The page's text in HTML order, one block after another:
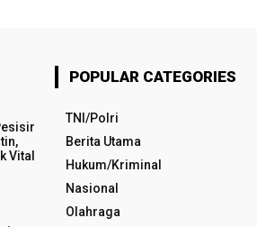
Vital
POPULAR CATEGORIES
TNI/Polri
Berita Utama
Hukum/Kriminal
Nasional
Olahraga